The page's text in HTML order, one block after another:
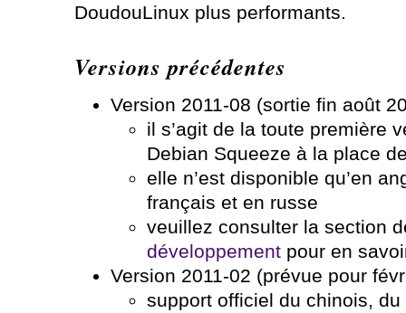
DoudouLinux plus performants.
Versions précédentes
Version 2011-08 (sortie fin août
il s’agit de la toute première
Debian Squeeze à la place
elle n’est disponible qu’en
français et en russe
veuillez consulter la section
développementpour en
Version 2011-02 (prévue pour
support officiel du chinois, du